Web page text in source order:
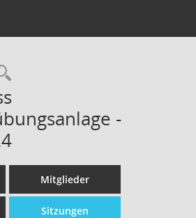
Rechercheauswahl
-
Mitglieder
Sitzungen